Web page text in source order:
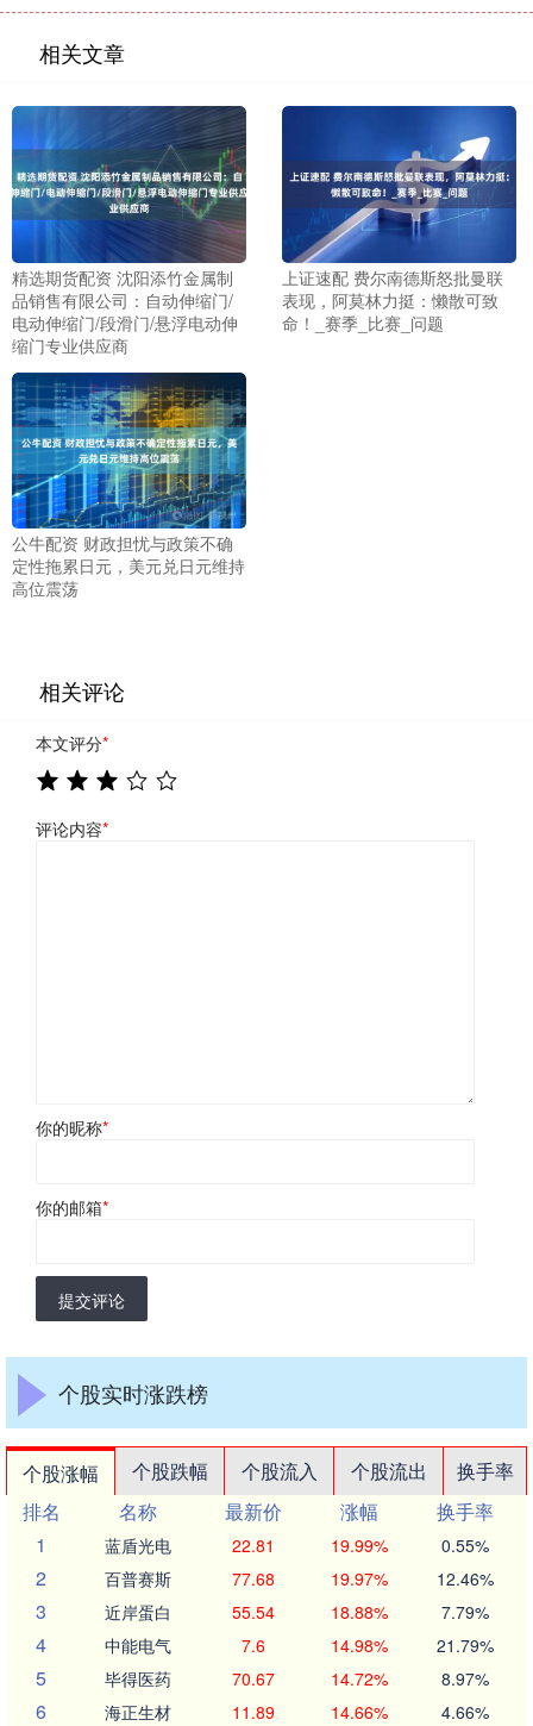
相关文章
精选期货配资 沈阳添竹金属制
品销售有限公司：自动伸缩门/
电动伸缩门/段滑门/悬浮电动伸
缩门专业供应商
上证速配 费尔南德斯怒批曼联
表现，阿莫林力挺：懒散可致
命！_赛季_比赛_问题
公牛配资 财政担忧与政策不确
定性拖累日元，美元兑日元维持
高位震荡
相关评论
本文评分*
评论内容*
你的昵称*
你的邮箱*
提交评论
个股实时涨跌榜
个股涨幅 个股跌幅 个股流入 个股流出
换手率
排名
名称 最新价 涨幅
换手率
1
蓝盾光电 22.81 19.99% 0.55%
2 百普赛斯 77.68 19.97% 12.46%
3 近岸蛋白 55.54 18.88% 7.79%
4 中能电气 7.6 14.98% 21.79%
5 毕得医药 70.67 14.72% 8.97%
6 海正生材 11.89 14.66% 4.66%